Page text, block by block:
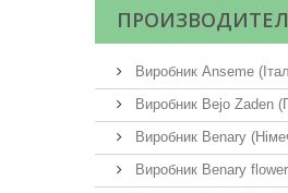
Виробник Anseme
Виробник Bejo Zaden
Виробник Benary
Виробник Benary